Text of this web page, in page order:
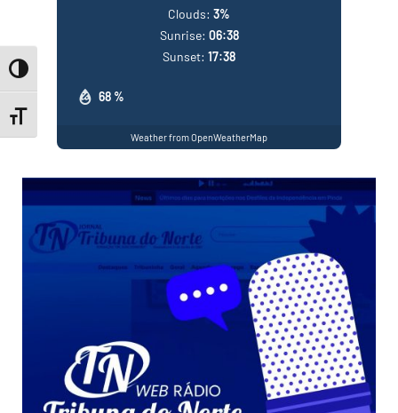
Toggle High Contrast
Toggle Font size
68 %
Clouds: 3%
Sunrise: 06:38
Sunset: 17:38
Weather from OpenWeatherMap